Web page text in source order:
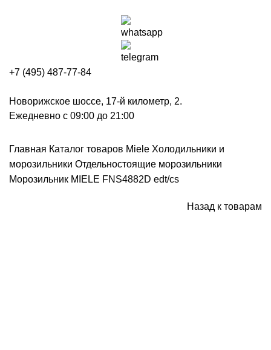
+7 (495) 487-77-84
Новорижское шоссе, 17-й километр, 2.
Ежедневно с 09:00 до 21:00
Главная Каталог товаров Miele Холодильники и
морозильники Отдельностоящие морозильники
Морозильник MIELE FNS4882D edt/cs
Назад к товарам